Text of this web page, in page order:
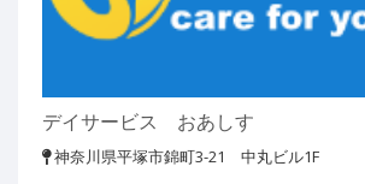
デイサービス おあしす
神奈川県平塚市錦町3-21 中丸ビル1F